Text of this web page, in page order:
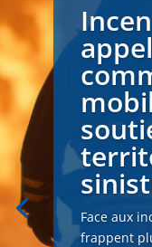
Face aux
frappent